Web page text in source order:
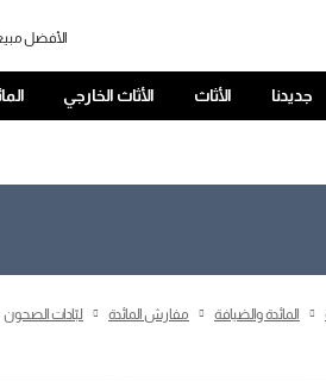
الأفضل
جديدنا الأثاث الأثاث الخارجي
المائدة والضيافة مفارش المائدة لبّادات الصحون